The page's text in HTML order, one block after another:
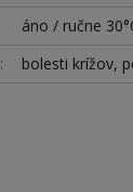
áno / ručne
bolesti krížov,